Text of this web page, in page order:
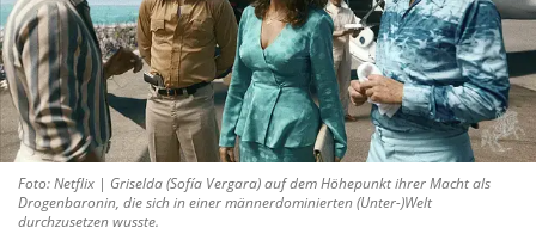
Foto: Netflix | Griselda (Sofía Vergara) auf dem Höhepunkt ihrer Macht als
Drogenbaronin, die sich in einer männerdominierten (Unter-)Welt
durchzusetzen wusste.